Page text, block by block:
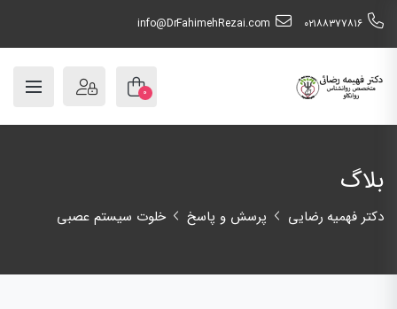
٠٢١٨٨٣٧٧٨١٦ info@DrFahimehRezai.com
۰
بلاگ
دکتر فهمیه رضایی پرسش و پاسخ خلوت سیستم عصبی